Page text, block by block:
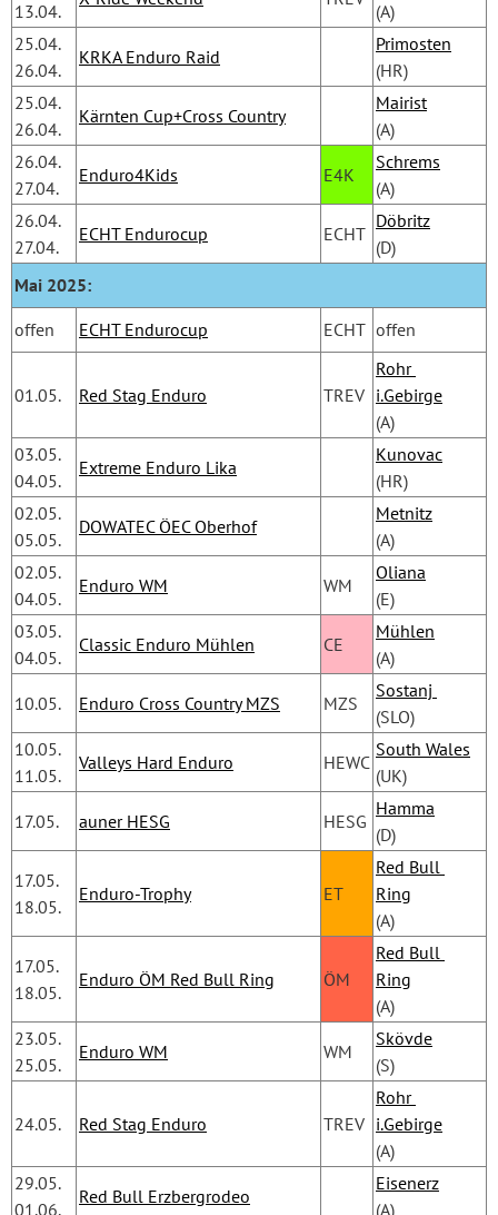
13.04.
(A)
25.04.
26.04.
KRKA Enduro Raid
Primosten
(HR)
25.04.
26.04.
Kärnten Cup+Cross Country
Mairist
(A)
26.04.
27.04.
Enduro4Kids E4K
Schrems
(A)
26.04.
27.04.
ECHT Endurocup ECHT
Döbritz
(D)
Mai 2025:
offen
ECHT Endurocup ECHT offen
01.05. Red Stag Enduro TREV
Rohr
i.Gebirge
(A)
03.05.
04.05.
Extreme Enduro Lika
Kunovac
(HR)
02.05.
05.05.
DOWATEC ÖEC Oberhof
Metnitz
(A)
02.05.
04.05.
Enduro WM WM
Oliana
(E)
03.05.
04.05.
Classic Enduro Mühlen CE
Mühlen
(A)
10.05. Enduro Cross Country MZS MZS
Sostanj
(SLO)
10.05.
11.05.
Valleys Hard Enduro HEWC
South Wales
(UK)
17.05. auner HESG HESG
Hamma
(D)
17.05.
18.05.
Enduro-Trophy ET
Red Bull
Ring
(A)
17.05.
18.05.
Enduro ÖM Red Bull Ring ÖM
Red Bull
Ring
(A)
23.05.
25.05.
Enduro WM WM
Skövde
(S)
24.05. Red Stag Enduro TREV
Rohr
i.Gebirge
(A)
29.05.
01.06.
Red Bull Erzbergrodeo
Eisenerz
(A)